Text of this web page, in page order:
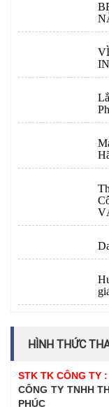
HÌNH THỨC
STK TK CÔNG TY :
CÔNG TY TNHH
PHÚC